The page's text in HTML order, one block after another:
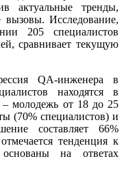
актуальные тренды,
Исследование,
205 специалистов
сравнивает текущую
QA-инженера в
находятся в
– молодежь от 18 до 25
(70% специалистов) и
составляет 66%
тенденция к
на ответах